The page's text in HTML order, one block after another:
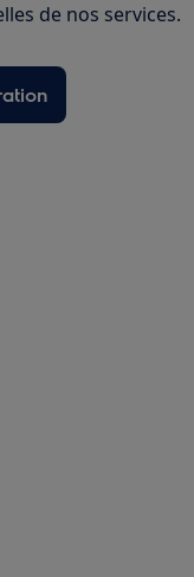
de nos services.